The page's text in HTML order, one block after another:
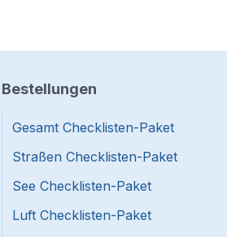
Bestellungen
Gesamt Checklisten-Paket
Straßen Checklisten-Paket
See Checklisten-Paket
Luft Checklisten-Paket